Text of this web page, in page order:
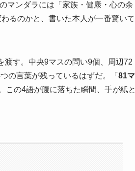
マンダラには「家族・健康・心の余
るのかと、書いた本人が一番驚いて
渡す。中央9マスの問い9個、周辺72
の言葉が残っているはずだ。「 81マ
この4語が腹に落ちた瞬間、手が紙と